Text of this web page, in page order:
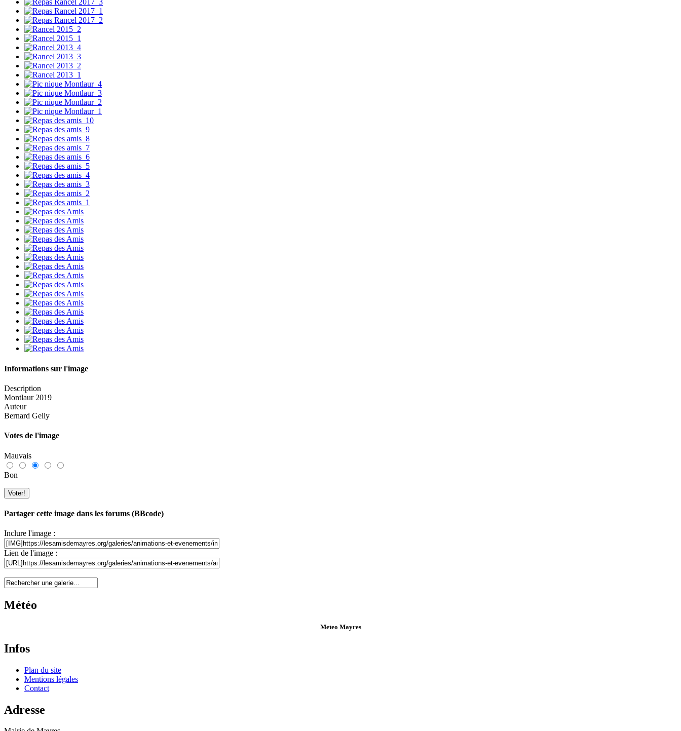
Informations sur l'image
Description
Montlaur 2019
Auteur
Bernard Gelly
Votes de l'image
Mauvais
Bon
Partager cette image dans les forums (BBcode)
Inclure l'image :
Lien de l'image :
Météo
Meteo Mayres
Infos
Plan du site
Mentions légales
Contact
Adresse